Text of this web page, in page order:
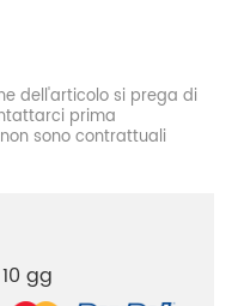
dell'articolo si prega di
prima
sono contrattuali
gg